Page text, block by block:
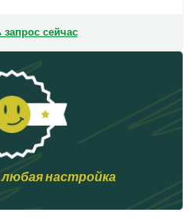
запрос сейчас
настройка